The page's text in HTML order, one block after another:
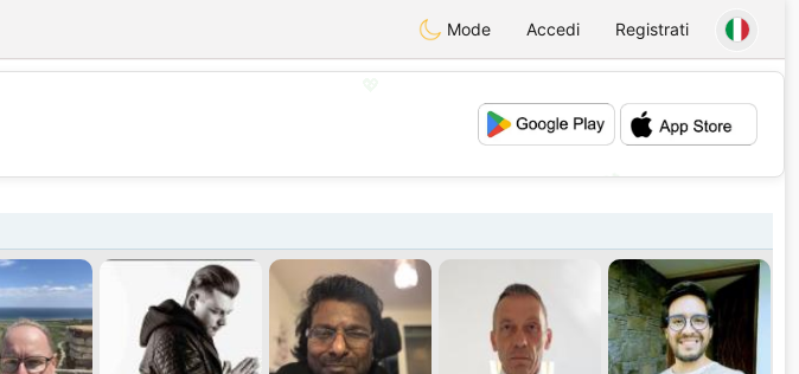
Mode Accedi Registrati
💕